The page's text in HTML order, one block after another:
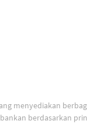
menyediakan
berdasarkan